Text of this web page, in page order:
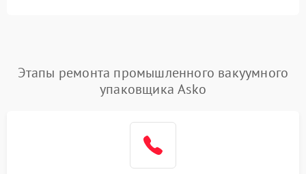
Этапы ремонта промышленного вакуумного
упаковщика Asko